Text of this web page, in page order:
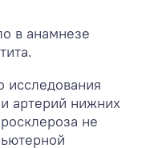
в анамнезе
исследования
артерий нижних
не